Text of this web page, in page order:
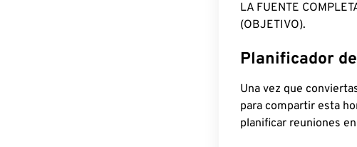
LA FUENTE
(OBJETIVO).
Planificador
Una vez que
para compartir esta
planificar reuniones